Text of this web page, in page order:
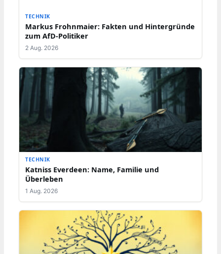
TECHNIK
Markus Frohnmaier: Fakten und Hintergründe
zum AfD-Politiker
2 Aug. 2026
TECHNIK
Katniss Everdeen: Name, Familie und
Überleben
1 Aug. 2026